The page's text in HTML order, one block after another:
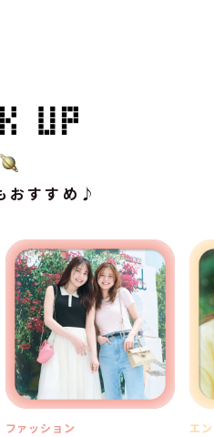
おすすめ♪
ファッション エ